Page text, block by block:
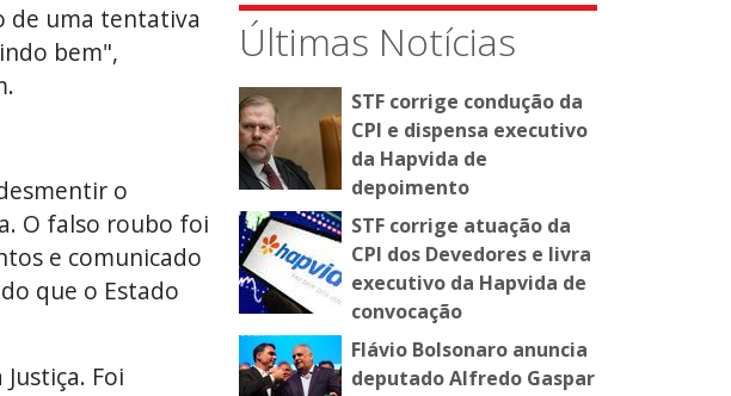
de uma tentativa
bem",
o
O falso roubo foi
e comunicado
que o Estado
Foi
Últimas Notícias
STF corrige condução da
CPI e dispensa executivo
da Hapvida de
depoimento
STF corrige atuação da
CPI dos Devedores e livra
executivo da Hapvida de
convocação
Flávio Bolsonaro anuncia
deputado Alfredo Gaspar